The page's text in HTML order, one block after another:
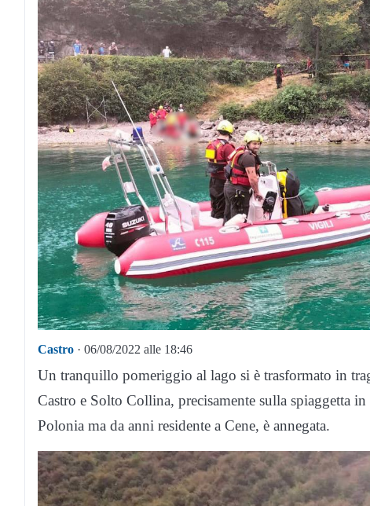
Castro · 06/08/2022 alle 18:46
Un tranquillo pomeriggio al lago si è trasformato in
Castro e Solto Collina, precisamente sulla spiaggetta
Polonia ma da anni residente a Cene, è annegata.